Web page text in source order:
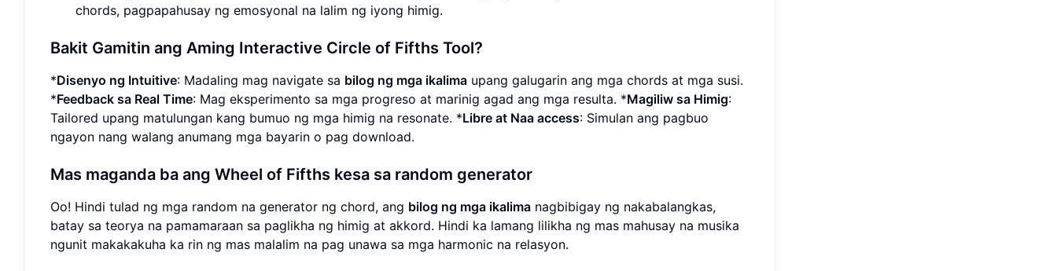
chords, pagpapahusay ng emosyonal na lalim ng iyong himig.
Bakit Gamitin ang Aming Interactive Circle of Fifths Tool?
*Disenyo ng Intuitive: Madaling mag navigate sa bilog ng mga ikalima upang galugarin ang mga chords at mga susi.
*Feedback sa Real Time: Mag eksperimento sa mga progreso at marinig agad ang mga resulta. *Magiliw sa Himig:
Tailored upang matulungan kang bumuo ng mga himig na resonate. *Libre at Naa access: Simulan ang pagbuo
ngayon nang walang anumang mga bayarin o pag download.
Mas maganda ba ang Wheel of Fifths kesa sa random generator
Oo! Hindi tulad ng mga random na generator ng chord, ang bilog ng mga ikalima nagbibigay ng nakabalangkas,
batay sa teorya na pamamaraan sa paglikha ng himig at akkord. Hindi ka lamang lilikha ng mas mahusay na musika
ngunit makakakuha ka rin ng mas malalim na pag unawa sa mga harmonic na relasyon.